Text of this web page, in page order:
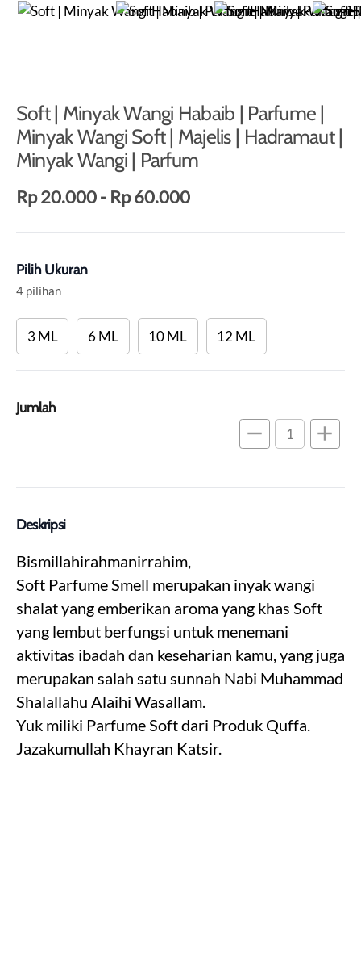
Soft | Minyak Wangi Habaib | Parfume |
Minyak Wangi Soft | Majelis | Hadramaut |
Minyak Wangi | Parfum
Rp 20.000- Rp 60.000
Pilih Ukuran
4 pilihan
3 ML 6 ML 10 ML 12 ML
Jumlah
remove add
Deskripsi
Bismillahirahmanirrahim,
Soft Parfume Smell merupakan inyak wangi
shalat yang emberikan aroma yang khas Soft
yang lembut berfungsi untuk menemani
aktivitas ibadah dan keseharian kamu, yang juga
merupakan salah satu sunnah Nabi Muhammad
Shalallahu Alaihi Wasallam.
Yuk miliki Parfume Soft dari Produk Quffa.
Jazakumullah Khayran Katsir.